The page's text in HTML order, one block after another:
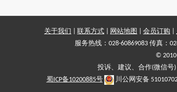
关于我们 联系方式 网站地图 会员订购
服务热线：028-60869083 传真：
©
投诉、建议、合作(微信
蜀ICP备10200885号
川公网安备